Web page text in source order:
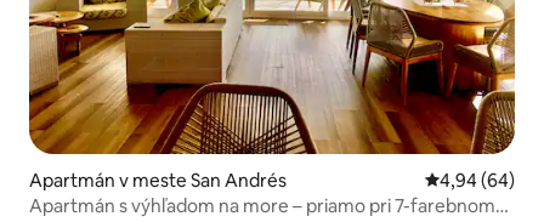
Apartmán v meste San Andrés Priemerné
4,94 (64)
Apartmán s výhľadom na more – priamo pri 7-farebnom